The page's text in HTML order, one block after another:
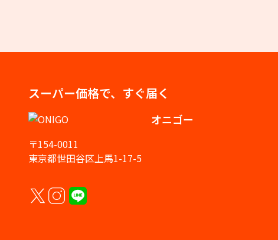
スーパー価格で、すぐ届く
オニゴー
〒154-0011
東京都世田谷区上馬1-17-5